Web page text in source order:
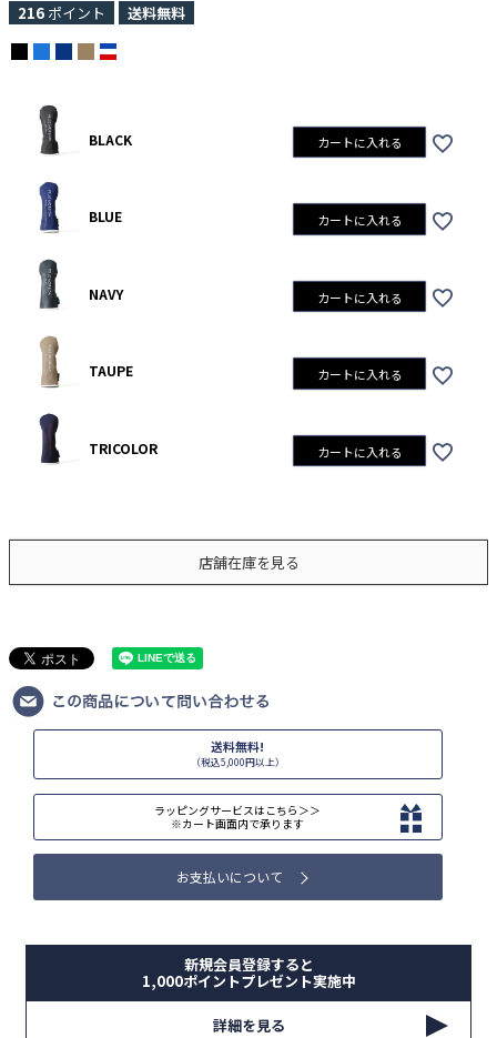
216 ポイント 送料無料
BLACK カートに入れる
BLUE カートに入れる
NAVY カートに入れる
TAUPE カートに入れる
TRICOLOR カートに入れる
店舗在庫を見る
送料無料!
（税込5,000円以上）
ラッピングサービスはこちら＞＞
※カート画面内で承ります
お支払いについて
新規会員登録すると
1,000ポイントプレゼント実施中
詳細を見る